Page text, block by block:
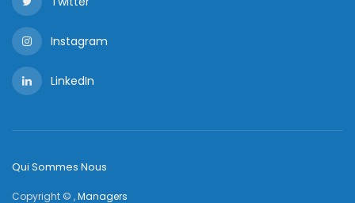
Instagram
LinkedIn
Qui Sommes Nous
Copyright © ,Managers